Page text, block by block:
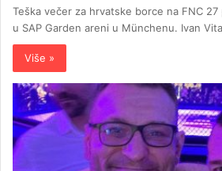
Teška večer za hrvatske borce na FNC
u SAP Garden areni u Münchenu. Ivan
Više »